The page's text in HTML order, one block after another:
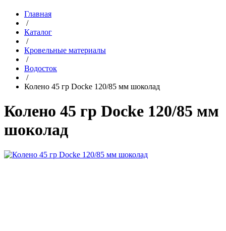
Главная
/
Каталог
/
Кровельные материалы
/
Водосток
/
Колено 45 гр Docke 120/85 мм шоколад
Колено 45 гр Docke 120/85 мм
шоколад